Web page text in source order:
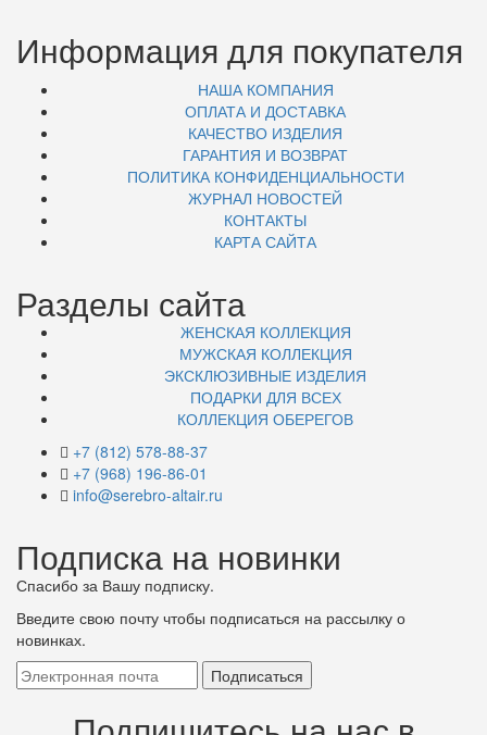
Информация для покупателя
НАША КОМПАНИЯ
ОПЛАТА И ДОСТАВКА
КАЧЕСТВО ИЗДЕЛИЯ
ГАРАНТИЯ И ВОЗВРАТ
ПОЛИТИКА КОНФИДЕНЦИАЛЬНОСТИ
ЖУРНАЛ НОВОСТЕЙ
КОНТАКТЫ
КАРТА САЙТА
Разделы сайта
ЖЕНСКАЯ КОЛЛЕКЦИЯ
МУЖСКАЯ КОЛЛЕКЦИЯ
ЭКСКЛЮЗИВНЫЕ ИЗДЕЛИЯ
ПОДАРКИ ДЛЯ ВСЕХ
КОЛЛЕКЦИЯ ОБЕРЕГОВ
+7 (812) 578-88-37
+7 (968) 196-86-01
info@serebro-altair.ru
Подписка на новинки
Спасибо за Вашу подписку.
Введите свою почту чтобы подписаться на рассылку о
новинках.